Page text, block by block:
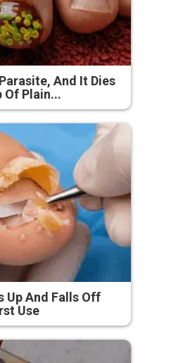
And It Dies
Of Plain...
Up And Falls Off
Use